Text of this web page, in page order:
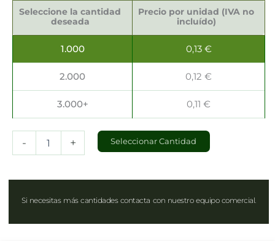
Seleccione la cantidad
deseada
Precio por unidad (IVA no
incluído)
1.000 0,13 €
2.000 0,12€
3.000+ 0,11€
-
para
Panadería
+ Seleccionar Cantidad
Si necesitas más cantidades contacta con nuestro equipo comercial.